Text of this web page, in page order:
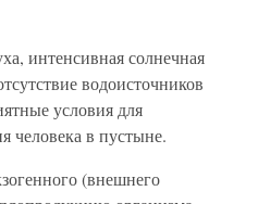
интенсивная солнечная
водоисточников
условия для
человека в пустыне.
(внешнего